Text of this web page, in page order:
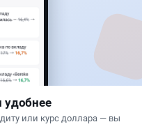
00:09
миллионов тенге
удобнее
или курс доллара — вы